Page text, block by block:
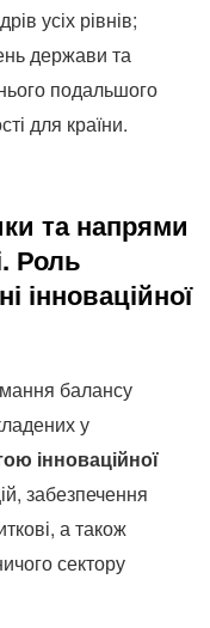
усіх рівнів;
держави та
подальшого
для країни.
та напрями
Роль
інноваційної
балансу
у
інноваційної
забезпечення
а також
сектору